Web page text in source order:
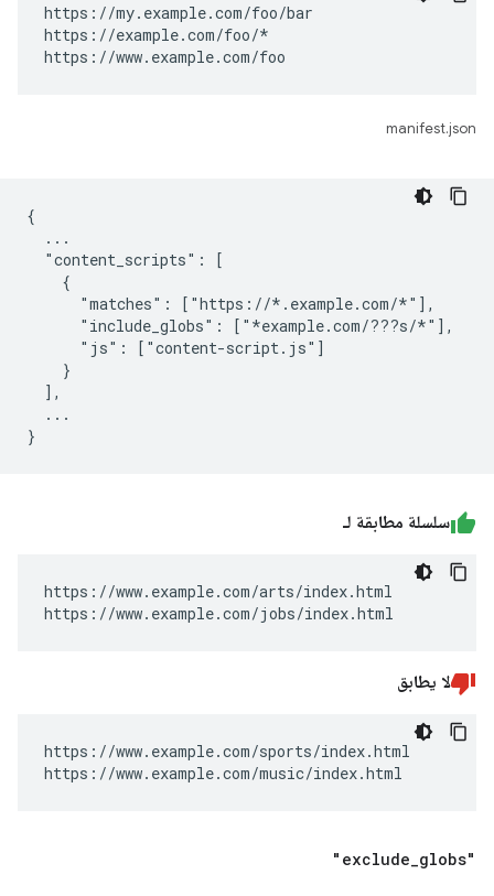
https://my.example.com/foo/bar
https://example.com/foo/*
https://www.example.com/foo
manifest.json
{
  ...
  "content_scripts": [
    {
      "matches": ["https://*.example.com/*"],
      "include_globs": ["*example.com/???s/*"],
      "js": ["content-script.js"]
    }
  ],
  ...
سلسلة مطابقة لـ
https://www.example.com/arts/index.html
https://www.example.com/jobs/index.html
لا يطابق
https://www.example.com/sports/index.html
https://www.example.com/music/index.html
"exclude globs"